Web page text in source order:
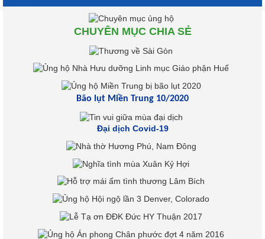
CHUYÊN MỤC CHIA SẺ
Bão lụt Miền Trung 10/2020
Đại dịch Covid-19